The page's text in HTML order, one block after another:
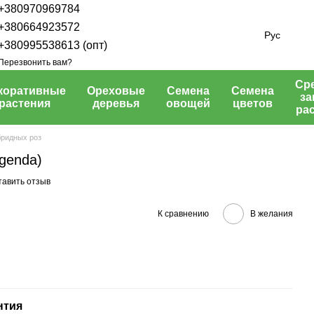
(опт)
вам?
Рус
растения
Ореховые
деревья
Семена
овощей
Семена
цветов
роз
отзыв
К сравнению В желания